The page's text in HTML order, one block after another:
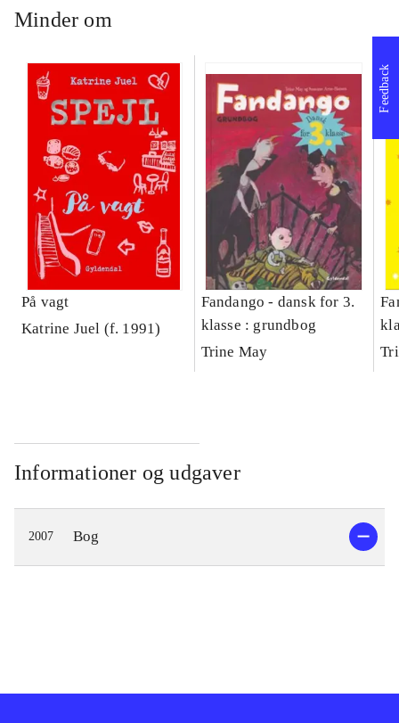
Minder om
På vagt
Katrine Juel (f. 1991)
Fandango - dansk for 3.
klasse : grundbog
Trine May
Informationer og udgaver
2007 Bog
Feedback